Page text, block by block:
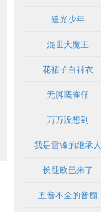
追光少年
混世大魔王
花裙子白衬衣
无脚嘅雀仔
万万没想到
我是雷锋的继承人
长腿欧巴来了
五音不全的音痴